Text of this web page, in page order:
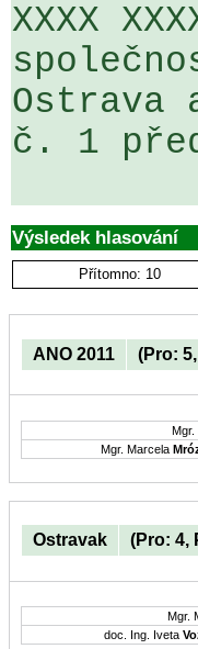
XXXX
Ostrava
č. 1
Výsledek hlasování
Přítomno: 10
ANO 2011 (Pro:
Mgr.
Mgr. Marcela
Ostravak (Pro: 4,
Mgr.
doc. Ing. Iveta